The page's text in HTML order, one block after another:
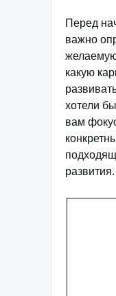
Перед
важно
какую
хотели
вам
развития.